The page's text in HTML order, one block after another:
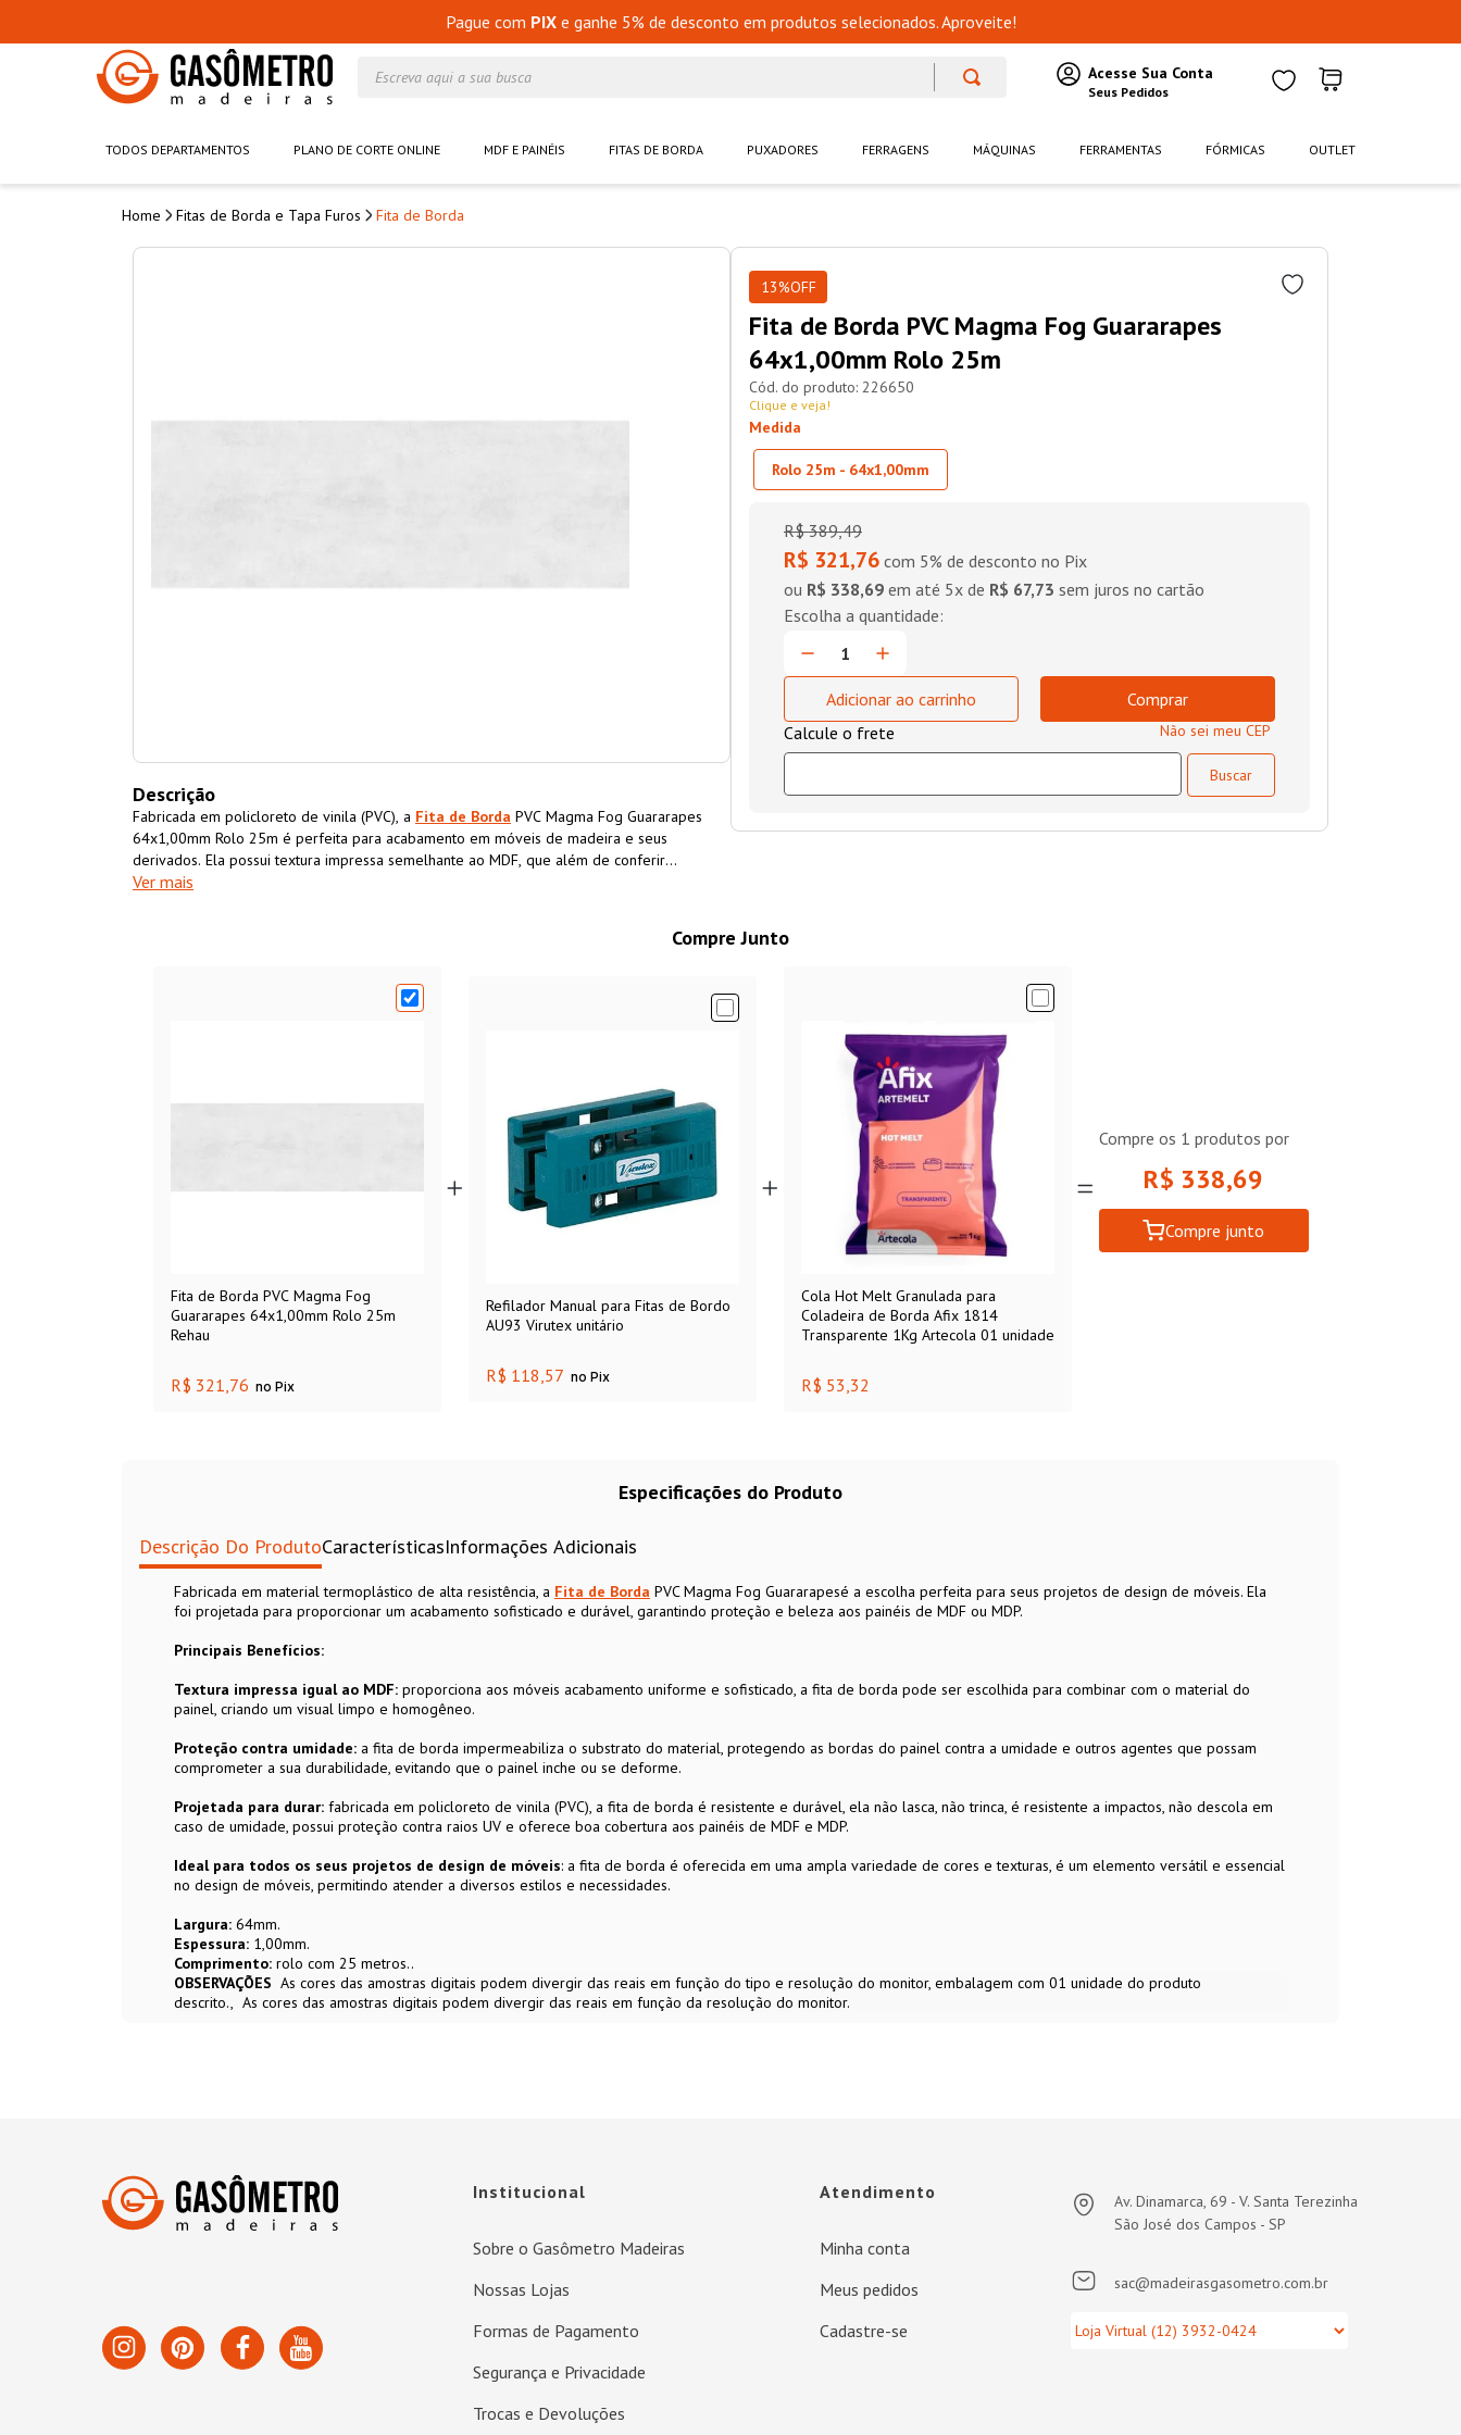
Pague com PIXe ganhe 5% de desconto em produtos selecionados. Aproveite!
TODOS DEPARTAMENTOS PLANO DE CORTE ONLINE MDF E PAINÉIS FITAS DE BORDA PUXADORES FERRAGENS MÁQUINAS FERRAMENTAS FÓRMICAS OUTLET
Fitas de Borda e Tapa Furos Fita de Borda
Descrição
Fabricada em policloreto de vinila (PVC), a Fita de Borda PVC Magma Fog Guararapes
64x1,00mm Rolo 25m é perfeita para acabamento em móveis de madeira e seus
derivados. Ela possui textura impressa semelhante ao MDF, que além de conferir
acabamento superior ao móvel também impermeabiliza o material, aumentando sua
Ver mais
13%OFF
Fita de Borda PVC Magma Fog Guararapes
64x1,00mm Rolo 25m
226650
Clique e veja!
Medida
Rolo 25m - 64x1,00mm
R$ 389,49
R$ 321,76 com 5% de desconto no Pix
ou R$ 338,69 em até 5x de R$ 67,73 sem juros no cartão
Adicionar ao carrinho Comprar
Não sei meu CEP
Compre Junto
Fita de Borda PVC Magma Fog
Guararapes 64x1,00mm Rolo 25m
Rehau
R$ 321,76 no Pix
Refilador Manual para Fitas de Bordo
AU93 Virutex unitário
R$ 118,57 no Pix
Cola Hot Melt Granulada para
Coladeira de Borda Afix 1814
Transparente 1Kg Artecola 01 unidade
R$ 53,32
Compre os 1 produtos por
R$ 338,69
Compre junto
Especificações do Produto
Descrição Do ProdutoCaracterísticasInformações Adicionais
Fabricada em material termoplástico de alta resistência, a Fita de Borda PVC Magma Fog Guararapesé a escolha perfeita para seus projetos de design de móveis. Ela
foi projetada para proporcionar um acabamento sofisticado e durável, garantindo proteção e beleza aos painéis de MDF ou MDP.
Principais Benefícios:
Textura impressa igual ao MDF: proporciona aos móveis acabamento uniforme e sofisticado, a fita de borda pode ser escolhida para combinar com o material do
painel, criando um visual limpo e homogêneo.
Proteção contra umidade: a fita de borda impermeabiliza o substrato do material, protegendo as bordas do painel contra a umidade e outros agentes que possam
comprometer a sua durabilidade, evitando que o painel inche ou se deforme.
Projetada para durar: fabricada em policloreto de vinila (PVC), a fita de borda é resistente e durável, ela não lasca, não trinca, é resistente a impactos, não descola em
caso de umidade, possui proteção contra raios UV e oferece boa cobertura aos painéis de MDF e MDP.
Ideal para todos os seus projetos de design de móveis: a fita de borda é oferecida em uma ampla variedade de cores e texturas, é um elemento versátil e essencial
no design de móveis, permitindo atender a diversos estilos e necessidades.
Largura: 64mm.
Espessura: 1,00mm.
Comprimento: rolo com 25 metros..
OBSERVAÇÕES As cores das amostras digitais podem divergir das reais em função do tipo e resolução do monitor, embalagem com 01 unidade do produto
descrito.
As cores das amostras digitais podem divergir das reais em função da resolução do monitor.
Institucional
Sobre o Gasômetro Madeiras
Nossas Lojas
Formas de Pagamento
Segurança e Privacidade
Trocas e Devoluções
Atendimento
Minha conta
Meus pedidos
Cadastre-se
Av. Dinamarca, 69 - V. Santa Terezinha
São José dos Campos - SP
sac@madeirasgasometro.com.br